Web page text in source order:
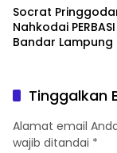
Socrat
Nahkodai
Bandar Lampung
Tinggalkan
Alamat email
wajib ditandai *